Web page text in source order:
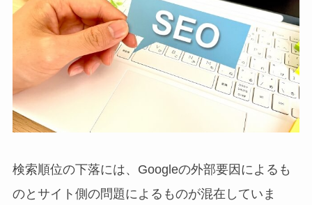
検索順位の下落には、Googleの外部要因によるも
のとサイト側の問題によるものが混在していま